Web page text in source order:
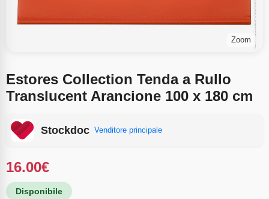
Zoom
Estores Collection Tenda a Rullo
Translucent Arancione 100 x 180 cm
Stockdoc Venditore principale
16.00€
Disponibile